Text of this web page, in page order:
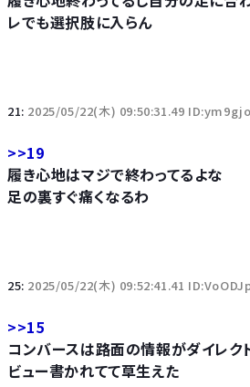
レでも選択肢に入らん
21: 2025/05/22(木) 09:50:31.49
>>19
履き心地はマジで終わってるよな
足の裏すぐ痛くなるわ
25: 2025/05/22(木) 09:52:41.41
>>15
コンバースは路面の情報がダイレク
ビュー書かれてて草生えた